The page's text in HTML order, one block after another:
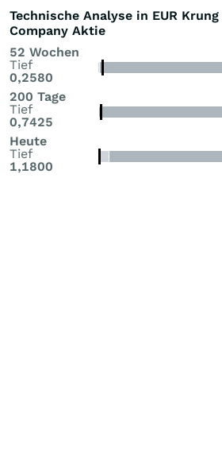
Technische Analyse in EUR
Company Aktie
52 Wochen
Tief
0,2580
200 Tage
Tief
0,7425
Heute
Tief
1,1800